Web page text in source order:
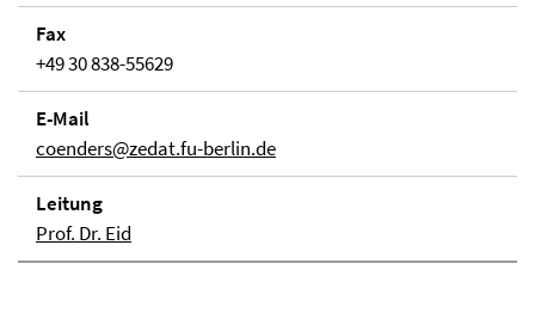
Fax
+49 30 838-55629
E-Mail
coenders@zedat.fu-berlin.de
Lei­tung
Prof. Dr. Eid